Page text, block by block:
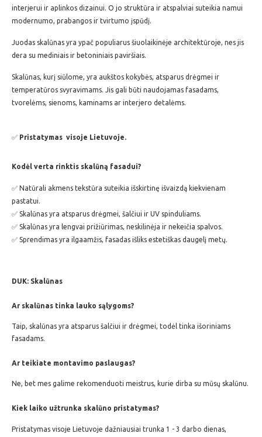
interjerui ir aplinkos dizainui. O jo struktūra ir atspalviai suteikia namui
modernumo, prabangos ir tvirtumo įspūdį.
Juodas skalūnas yra ypač populiarus šiuolaikinėje architektūroje, nes jis
dera su mediniais ir betoniniais paviršiais.
Skalūnas, kurį siūlome, yra aukštos kokybės, atsparus drėgmei ir
temperatūros svyravimams. Jis gali būti naudojamas fasadams,
tvorelėms, sienoms, kaminams ar interjero detalėms.
✅ Pristatymas visoje Lietuvoje.
Kodėl verta rinktis skalūną fasadui?
✅ Natūrali akmens tekstūra suteikia išskirtinę išvaizdą kiekvienam
pastatui.
✅ Skalūnas yra atsparus drėgmei, šalčiui ir UV spinduliams.
✅ Skalūnas yra lengvai prižiūrimas, neskilinėja ir nekeičia spalvos.
✅ Sprendimas yra ilgaamžis, fasadas išliks estetiškas daugelį metų.
DUK: Skalūnas
Ar skalūnas tinka lauko sąlygoms?
Taip, skalūnas yra atsparus šalčiui ir drėgmei, todėl tinka išoriniams
fasadams.
Ar teikiate montavimo paslaugas?
Ne, bet mes galime rekomenduoti meistrus, kurie dirba su mūsų skalūnu.
Kiek laiko užtrunka skalūno pristatymas?
Pristatymas visoje Lietuvoje dažniausiai trunka 1 - 3 darbo dienas,